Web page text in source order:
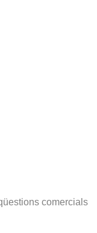
comercials